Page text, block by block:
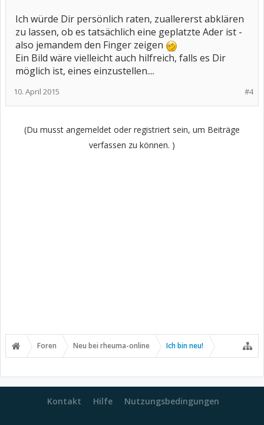
Ich würde Dir persönlich raten, zuallererst abklären
zu lassen, ob es tatsächlich eine geplatzte Ader ist -
also jemandem den Finger zeigen
Ein Bild wäre vielleicht auch hilfreich, falls es Dir
möglich ist, eines einzustellen....
#4
10. April 2015
(Du musst angemeldet oder registriert sein, um Beiträge
verfassen zu können. )
Foren Neu bei rheuma-online Ich bin neu!
Kontakt Hilfe Nutzungsbedingungen